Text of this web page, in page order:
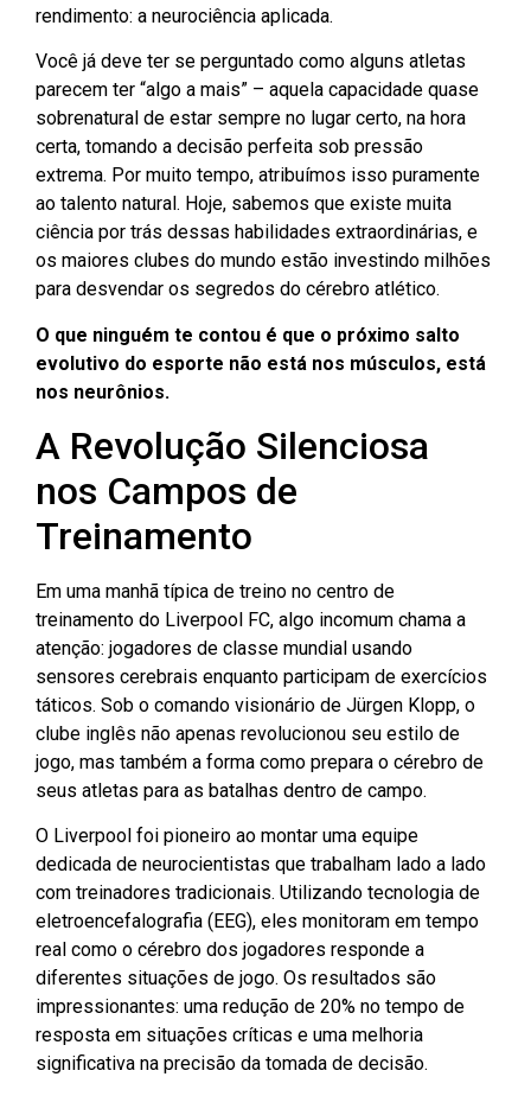
rendimento: a neurociência aplicada.
Você já deve ter se perguntado como alguns atletas
parecem ter “algo a mais” – aquela capacidade quase
sobrenatural de estar sempre no lugar certo, na hora
certa, tomando a decisão perfeita sob pressão
extrema. Por muito tempo, atribuímos isso puramente
ao talento natural. Hoje, sabemos que existe muita
ciência por trás dessas habilidades extraordinárias, e
os maiores clubes do mundo estão investindo milhões
para desvendar os segredos do cérebro atlético.
O que ninguém te contou é que o próximo salto
evolutivo do esporte não está nos músculos, está
nos neurônios.
A Revolução Silenciosa
nos Campos de
Treinamento
Em uma manhã típica de treino no centro de
treinamento do Liverpool FC, algo incomum chama a
atenção: jogadores de classe mundial usando
sensores cerebrais enquanto participam de exercícios
táticos. Sob o comando visionário de Jürgen Klopp, o
clube inglês não apenas revolucionou seu estilo de
jogo, mas também a forma como prepara o cérebro de
seus atletas para as batalhas dentro de campo.
O Liverpool foi pioneiro ao montar uma equipe
dedicada de neurocientistas que trabalham lado a lado
com treinadores tradicionais. Utilizando tecnologia de
eletroencefalografia (EEG), eles monitoram em tempo
real como o cérebro dos jogadores responde a
diferentes situações de jogo. Os resultados são
impressionantes: uma redução de 20% no tempo de
resposta em situações críticas e uma melhoria
significativa na precisão da tomada de decisão.